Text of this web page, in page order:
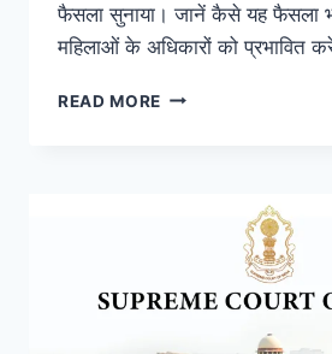
फैसला सुनाया। जानें कैसे यह फैसला
महिलाओं के अधिकारों को प्रभावित
READ MORE